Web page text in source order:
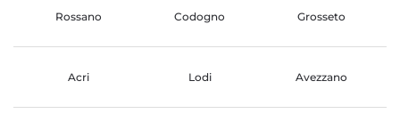
Rossano Codogno Grosseto
Acri Lodi Avezzano